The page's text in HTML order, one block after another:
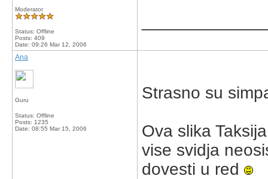
Moderator
Status: Offline
Posts: 409
Date: 09:26 Mar 12, 2006
Ana
Guru
Status: Offline
Posts: 1235
Date: 08:55 Mar 15, 2006
Strasno su
Ova slika
vise svidja
dovesti u red